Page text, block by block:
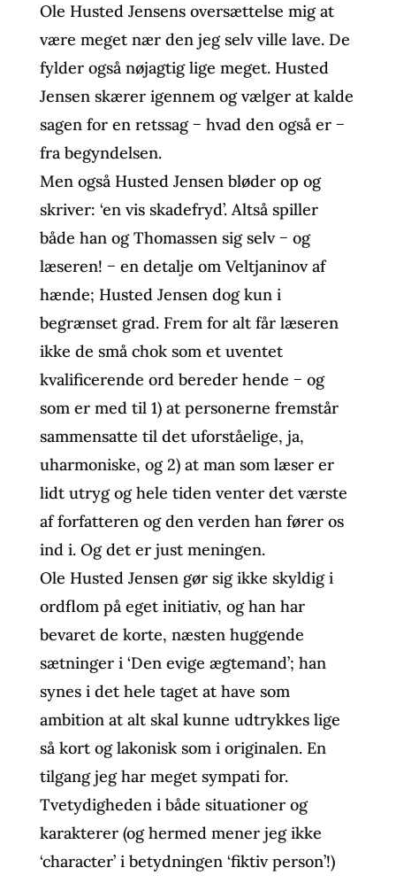
Ole Husted Jensens oversættelse mig at
være meget nær den jeg selv ville lave. De
fylder også nøjagtig lige meget. Husted
Jensen skærer igennem og vælger at kalde
sagen for en retssag − hvad den også er −
fra begyndelsen.
Men også Husted Jensen bløder op og
skriver: ‘en vis skadefryd’. Altså spiller
både han og Thomassen sig selv − og
læseren! − en detalje om Veltjaninov af
hænde; Husted Jensen dog kun i
begrænset grad. Frem for alt får læseren
ikke de små chok som et uventet
kvalificerende ord bereder hende − og
som er med til 1) at personerne fremstår
sammensatte til det uforståelige, ja,
uharmoniske, og 2) at man som læser er
lidt utryg og hele tiden venter det værste
af forfatteren og den verden han fører os
ind i. Og det er just meningen.
Ole Husted Jensen gør sig ikke skyldig i
ordflom på eget initiativ, og han har
bevaret de korte, næsten huggende
sætninger i ‘Den evige ægtemand’; han
synes i det hele taget at have som
ambition at alt skal kunne udtrykkes lige
så kort og lakonisk som i originalen. En
tilgang jeg har meget sympati for.
Tvetydigheden i både situationer og
karakterer (og hermed mener jeg ikke
‘character’ i betydningen ‘fiktiv person’!)